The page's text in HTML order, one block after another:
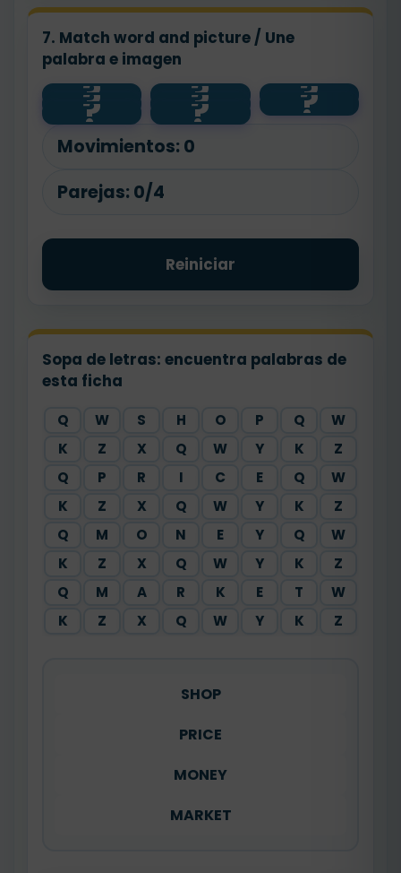
7. Match word and picture / Une
palabra e imagen
?
Thank you ?
💶❓ ?
🙋
?
😊 ?
Here you
are ?
How
much?
?
Can I
have...? ?
🤲
Movimientos: 0
Parejas: 0/4
Reiniciar
Sopa de letras: encuentra palabras de
esta ficha
Q W S H O P Q
W
K
Z X Q W Y K
Z
Q
P R I C E Q
W
K
Z X Q W Y K
Z
Q
M O N E Y Q
W
K
Z X Q W Y K
Z
Q
M A R K E T
W
K
Z X Q W Y K Z
SHOP
PRICE
MONEY
MARKET